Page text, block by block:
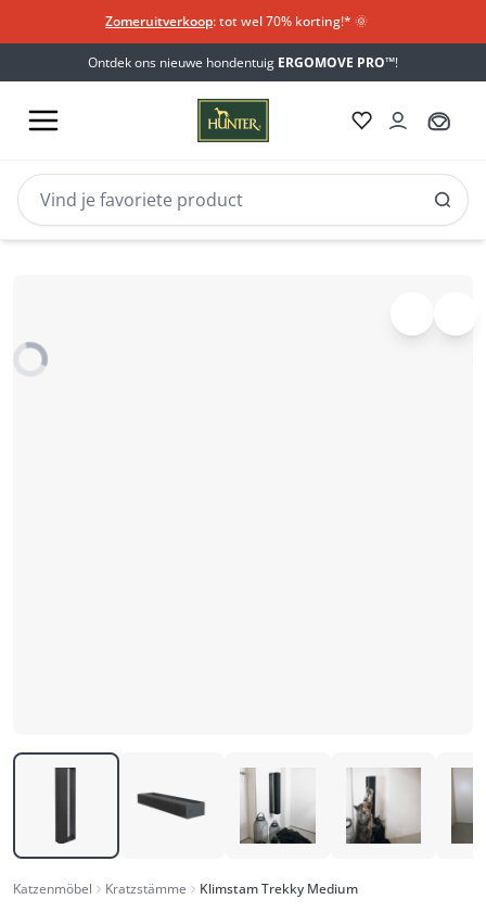
Zomeruitverkoop: tot wel 70% korting!*​ 🌞
Ontdek ons nieuwe hondentuig ERGOMOVE PRO™!
Katzenmöbel Kratzstämme Klimstam Trekky Medium